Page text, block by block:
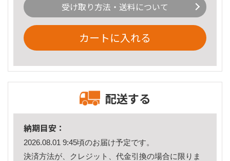
受け取り方法・送料について
カートに入れる
配送する
納期目安：
2026.08.01 9:45頃のお届け予定です。
決済方法が、クレジット、代金引換の場合に限りま